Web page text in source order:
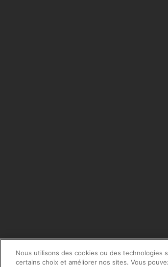
Nous utilisons des cookies ou des technologies
certains choix et améliorer nos sites. Vous